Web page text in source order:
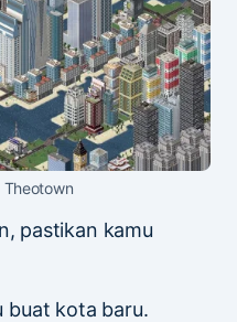
Theotown
pastikan kamu
buat kota baru.